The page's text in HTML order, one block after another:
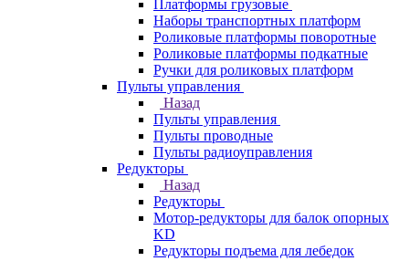
Платформы грузовые
Наборы транспортных платформ
Роликовые платформы поворотные
Роликовые платформы подкатные
Ручки для роликовых платформ
Пульты управления
Назад
Пульты управления
Пульты проводные
Пульты радиоуправления
Редукторы
Назад
Редукторы
Мотор-редукторы для балок опорных
KD
Редукторы подъема для лебедок